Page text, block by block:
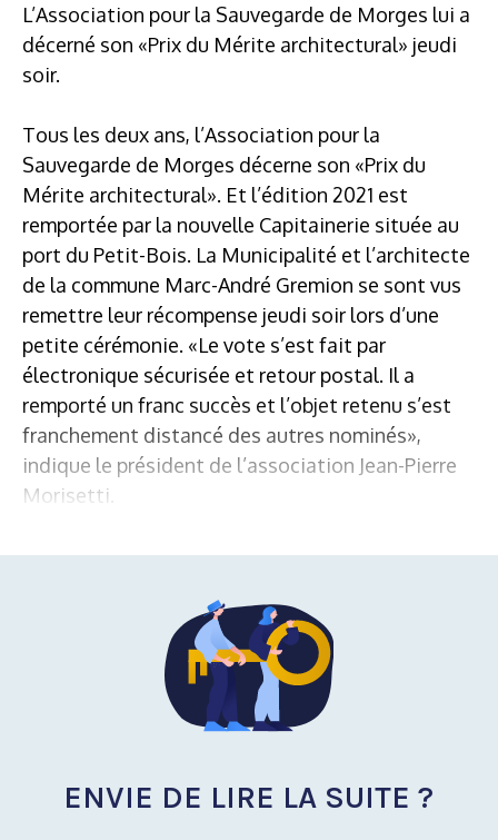
L’Association pour la Sauvegarde de Morges lui a
décerné son «Prix du Mérite architectural» jeudi
soir.
Tous les deux ans, l’Association pour la
Sauvegarde de Morges décerne son «Prix du
Mérite architectural». Et l’édition 2021 est
remportée par la nouvelle Capitainerie située au
port du Petit-Bois. La Municipalité et l’architecte
de la commune Marc-André Gremion se sont vus
remettre leur récompense jeudi soir lors d’une
petite cérémonie. «Le vote s’est fait par
électronique sécurisée et retour postal. Il a
remporté un franc succès et l’objet retenu s’est
franchement distancé des autres nominés»,
indique le président de l’association Jean-Pierre
Morisetti.
ENVIE DE LIRE LA SUITE ?